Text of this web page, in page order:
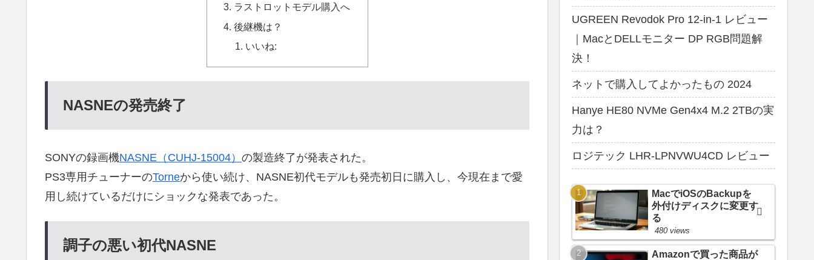
ラストロットモデル購入へ
後継機は？
いいね:
NASNEの発売終了
SONYの録画機NASNE（CUHJ-15004） の製造終了が発表された。
PS3専用チューナーのTorneから使い続け、NASNE初代モデルも発売初日に購入し、今現在まで愛
用し続けているだけにショックな発表であった。
調子の悪い初代NASNE
UGREEN Revodok Pro 12-in-1 レビュー
｜MacとDELLモニター DP RGB問題解
決！
ネットで購入してよかったもの 2024
Hanye HE80 NVMe Gen4x4 M.2 2TBの実
力は？
ロジテック LHR-LPNVWU4CD レビュー
MacでiOSのBackupを
外付けディスクに変更す
る
480 views
Amazonで買った商品が